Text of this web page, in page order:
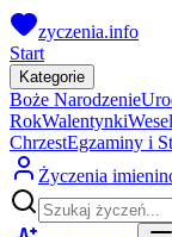
zyczenia.info
Start
Kategorie
Boże Narodzenie
RokWalentynki
ChrzestEgzaminy i
Życzenia